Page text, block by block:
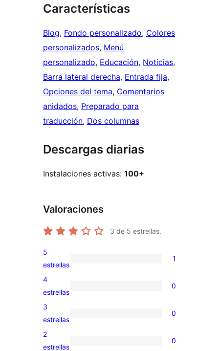
Características
Blog, Fondo personalizado, Colores
personalizados, Menú
personalizado, Educación, Noticias
Barra lateral derecha, Entrada fija
Opciones del tema, Comentarios
anidados, Preparado para
traducción, Dos columnas
Descargas diarias
Instalaciones activas: 100+
Valoraciones
3 de 5 estrellas.
1
valoración
de
5
estrellas
1
0
valoraciones
de
4
estrellas
0
0
valoraciones
de
3
estrellas
0
0
2
estrellas
0